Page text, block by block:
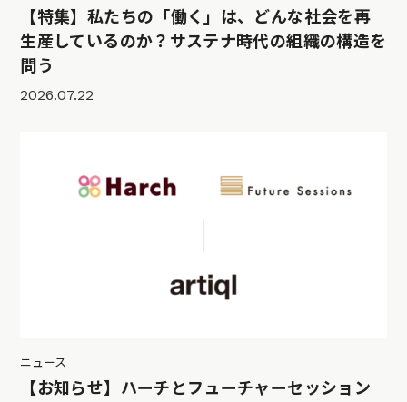
【特集】私たちの「働く」は、どんな社会を再
生産しているのか？サステナ時代の組織の構造を
問う
2026.07.22
ニュース
【お知らせ】ハーチとフューチャーセッション